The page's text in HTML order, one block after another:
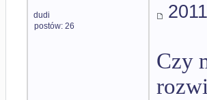
dudi
postów: 26
Czy